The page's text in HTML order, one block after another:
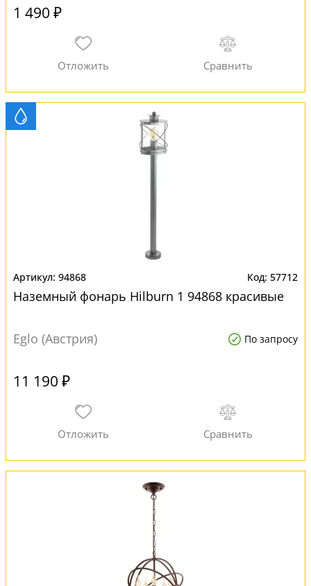
1 490 ₽
94868 57712
Наземный фонарь Hilburn 1 94868 красивые
Eglo (Австрия) По запросу
11 190 ₽